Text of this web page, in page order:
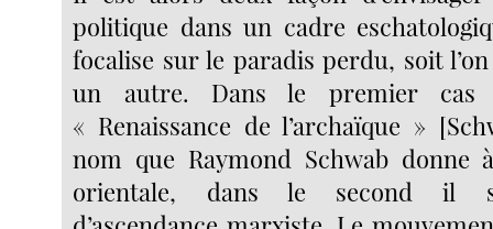
politique dans un cadre
focalise sur le paradis perdu, soit
un autre. Dans le premier cas
« Renaissance de l’archaïque »
nom que Raymond Schwab donne
orientale, dans le second il